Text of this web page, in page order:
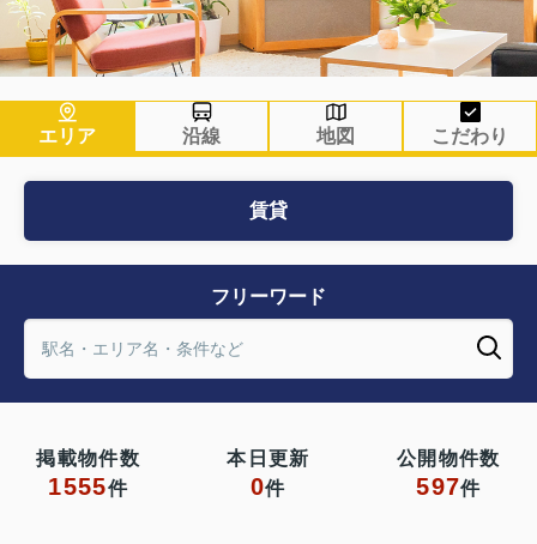
エリア 沿線 地図 こだわり
賃貸
フリーワード
掲載物件数
1555件
本日更新
0件
公開物件数
597件